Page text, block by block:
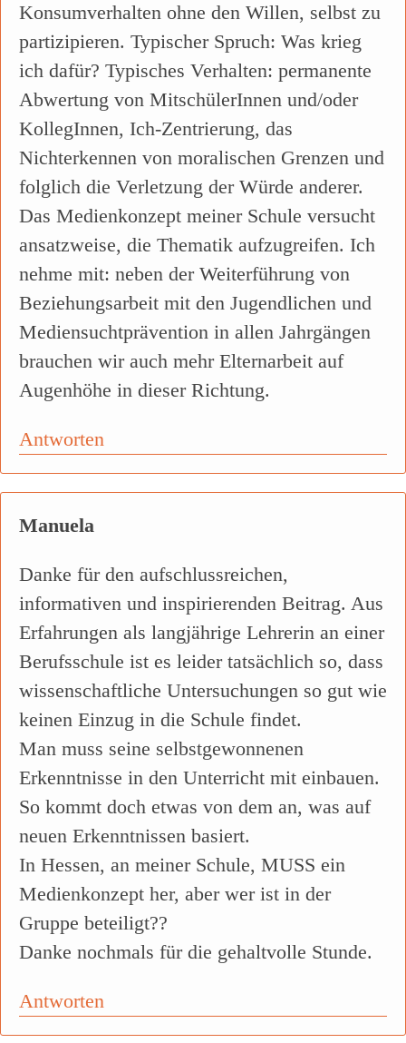
Konsumverhalten ohne den Willen, selbst zu
partizipieren. Typischer Spruch: Was krieg
ich dafür? Typisches Verhalten: permanente
Abwertung von MitschülerInnen und/oder
KollegInnen, Ich-Zentrierung, das
Nichterkennen von moralischen Grenzen und
folglich die Verletzung der Würde anderer.
Das Medienkonzept meiner Schule versucht
ansatzweise, die Thematik aufzugreifen. Ich
nehme mit: neben der Weiterführung von
Beziehungsarbeit mit den Jugendlichen und
Mediensuchtprävention in allen Jahrgängen
brauchen wir auch mehr Elternarbeit auf
Augenhöhe in dieser Richtung.
Antworten
Manuela
Danke für den aufschlussreichen,
informativen und inspirierenden Beitrag. Aus
Erfahrungen als langjährige Lehrerin an einer
Berufsschule ist es leider tatsächlich so, dass
wissenschaftliche Untersuchungen so gut wie
keinen Einzug in die Schule findet.
Man muss seine selbstgewonnenen
Erkenntnisse in den Unterricht mit einbauen.
So kommt doch etwas von dem an, was auf
neuen Erkenntnissen basiert.
In Hessen, an meiner Schule, MUSS ein
Medienkonzept her, aber wer ist in der
Gruppe beteiligt??
Danke nochmals für die gehaltvolle Stunde.
Antworten